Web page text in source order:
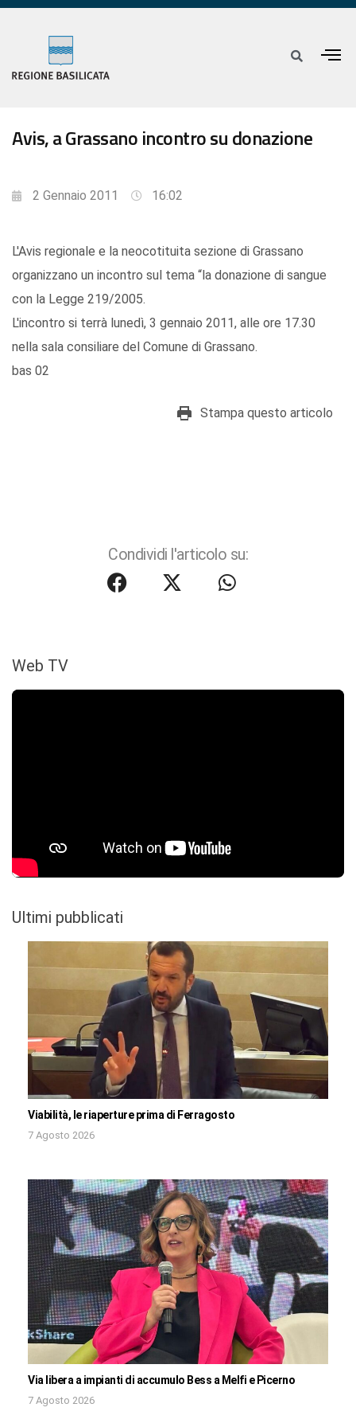
Avis, a Grassano incontro su donazione
2 Gennaio 2011 16:02
L'Avis regionale e la neocotituita sezione di Grassano
organizzano un incontro sul tema “la donazione di sangue
con la Legge 219/2005.
L'incontro si terrà lunedì, 3 gennaio 2011, alle ore 17.30
nella sala consiliare del Comune di Grassano.
bas 02
Stampa questo articolo
Condividi l'articolo su:
Web TV
Ultimi pubblicati
Viabilità, le riaperture prima di Ferragosto
7 Agosto 2026
Via libera a impianti di accumulo Bess a Melfi e Picerno
7 Agosto 2026